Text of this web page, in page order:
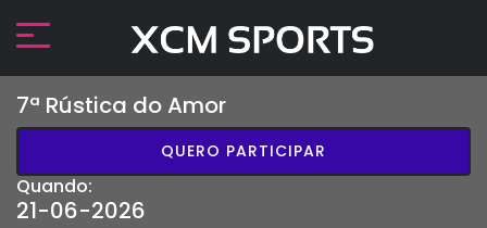
7ª Rústica do Amor
QUERO PARTICIPAR
Quando:
21-06-2026